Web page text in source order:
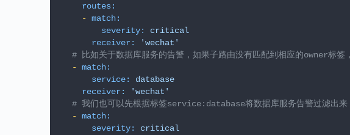
routes:
-
match:
severity:
critical
receiver:
'wechat'
# 比如关于数据库服务的告警，如果子路由没有匹配到相应的owner标
-
match:
service:
database
receiver:
'wechat'
# 我们也可以先根据标签service:database将数据库服务告警过滤出
-
match:
severity:
critical